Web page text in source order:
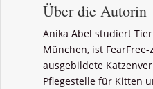
Über die Autorin
Anika Abel studiert
München, ist
ausgebildete
Pflegestelle für Kitten